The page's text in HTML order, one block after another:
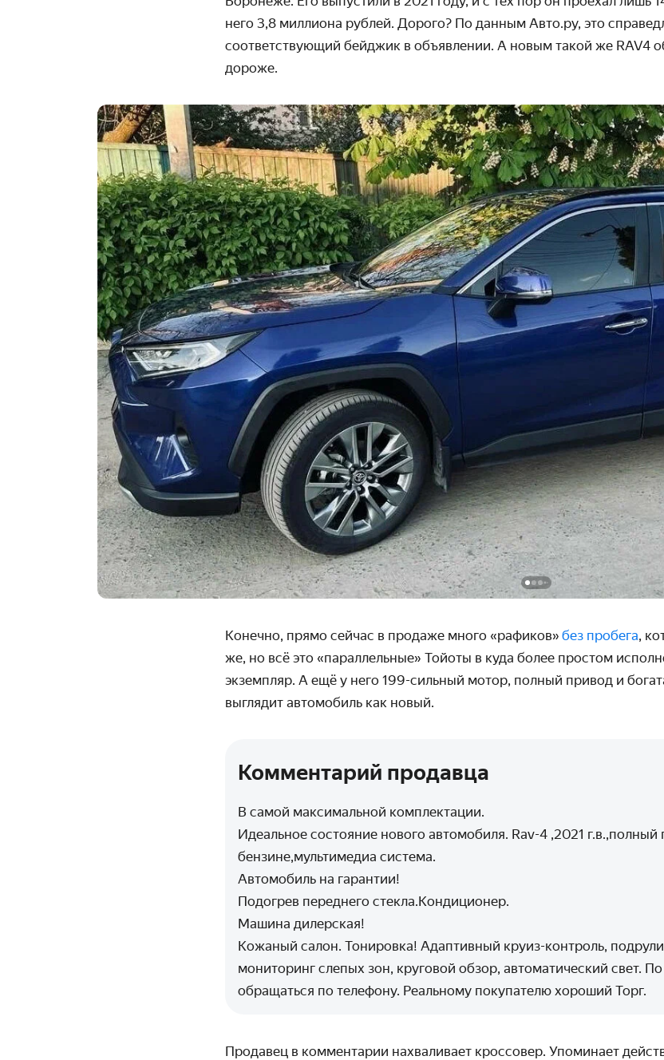
него 3,8 миллиона рублей. Дорого? По данным Авто.ру, это
соответствующий бейджик в объявлении. А новым такой же RAV4
дороже.
Конечно, прямо сейчас в продаже много «рафиков» без пробега,
же, но всё это «параллельные» Тойоты в куда более простом
экземпляр. А ещё у него 199-сильный мотор, полный привод и
выглядит автомобиль как новый.
Комментарий продавца
В самой максимальной комплектации.
Идеальное состояние нового автомобиля. Rav-4 ,2021 г.в.,полный
бензине,мультимедиа система.
Автомобиль на гарантии!
Подогрев переднего стекла.Кондиционер.
Машина дилерская!
Кожаный салон. Тонировка! Адаптивный круиз-контроль,
мониторинг слепых зон, круговой обзор, автоматический свет.
обращаться по телефону. Реальному покупателю хороший Торг.
Продавец в комментарии нахваливает кроссовер. Упоминает